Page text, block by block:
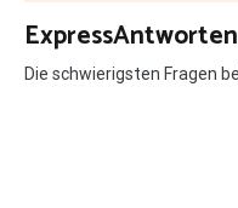
Zum
Inhalt
springen
Die schwierigsten Fragen